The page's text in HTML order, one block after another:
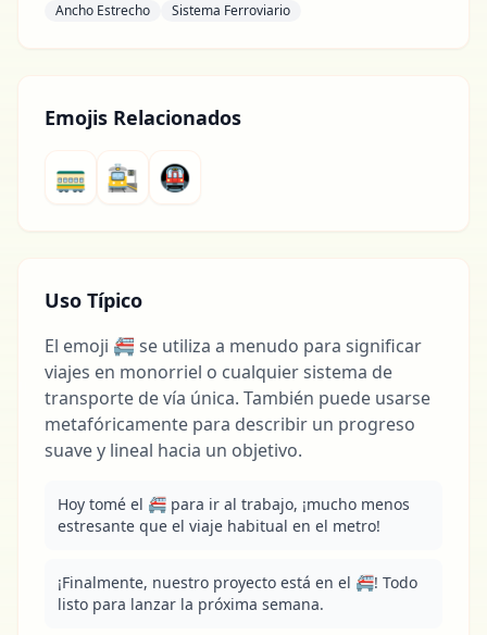
Ancho Estrecho
Sistema Ferroviario
Emojis Relacionados
🚃 🚉 🚇
Uso Típico
El emoji 🚝 se utiliza a menudo para significar
viajes en monorriel o cualquier sistema de
transporte de vía única. También puede usarse
metafóricamente para describir un progreso
suave y lineal hacia un objetivo.
Hoy tomé el 🚝 para ir al trabajo, ¡mucho menos
estresante que el viaje habitual en el metro!
¡Finalmente, nuestro proyecto está en el 🚝! Todo
listo para lanzar la próxima semana.